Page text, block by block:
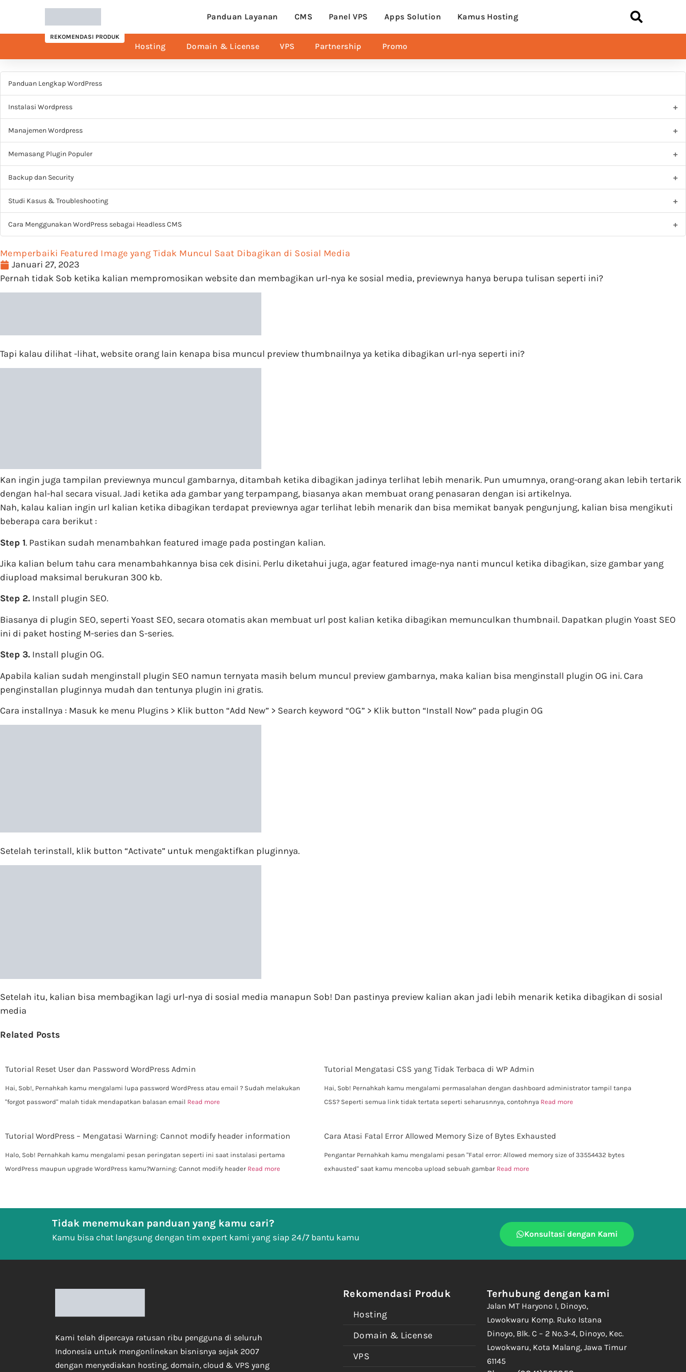
Panduan Layanan CMS Panel VPS Apps Solution Kamus Hosting
REKOMENDASI PRODUK
Hosting Domain & License VPS Partnership Promo
Panduan Lengkap WordPress
Instalasi Wordpress
Manajemen Wordpress
Memasang Plugin Populer
Backup dan Security
Studi Kasus & Troubleshooting
Cara Menggunakan WordPress sebagai Headless CMS
Memperbaiki Featured Image yang Tidak Muncul Saat Dibagikan di Sosial Media
Januari 27, 2023
Pernah tidak Sob ketika kalian mempromosikan website dan membagikan url-nya ke sosial media, previewnya hanya berupa tulisan seperti ini?
Tapi kalau dilihat -lihat, website orang lain kenapa bisa muncul preview thumbnailnya ya ketika dibagikan url-nya seperti ini?
Kan ingin juga tampilan previewnya muncul gambarnya, ditambah ketika dibagikan jadinya terlihat lebih menarik. Pun umumnya, orang-orang akan lebih tertarik
dengan hal-hal secara visual. Jadi ketika ada gambar yang terpampang, biasanya akan membuat orang penasaran dengan isi artikelnya.
Nah, kalau kalian ingin url kalian ketika dibagikan terdapat previewnya agar terlihat lebih menarik dan bisa memikat banyak pengunjung, kalian bisa mengikuti
beberapa cara berikut :
Step 1. Pastikan sudah menambahkan featured image pada postingan kalian.
Jika kalian belum tahu cara menambahkannya bisa cek disini. Perlu diketahui juga, agar featured image-nya nanti muncul ketika dibagikan, size gambar yang
diupload maksimal berukuran 300 kb.
Step 2. Install plugin SEO.
Biasanya di plugin SEO, seperti Yoast SEO, secara otomatis akan membuat url post kalian ketika dibagikan memunculkan thumbnail. Dapatkan plugin Yoast SEO
ini di paket hosting M-series dan S-series.
Step 3. Install plugin OG.
Apabila kalian sudah menginstall plugin SEO namun ternyata masih belum muncul preview gambarnya, maka kalian bisa menginstall plugin OG ini. Cara
penginstallan pluginnya mudah dan tentunya plugin ini gratis.
Cara installnya : Masuk ke menu Plugins > Klik button “Add New” > Search keyword “OG” > Klik button “Install Now” pada plugin OG
Setelah terinstall, klik button “Activate” untuk mengaktifkan pluginnya.
Setelah itu, kalian bisa membagikan lagi url-nya di sosial media manapun Sob! Dan pastinya preview kalian akan jadi lebih menarik ketika dibagikan di sosial
media
Related Posts
Tutorial Reset User dan Password WordPress Admin
Hai, Sob!, Pernahkah kamu mengalami lupa password WordPress atau email ? Sudah melakukan
"forgot password" malah tidak mendapatkan balasan email Read more
Tutorial Mengatasi CSS yang Tidak Terbaca di WP Admin
Hai, Sob! Pernahkah kamu mengalami permasalahan dengan dashboard administrator tampil tanpa
CSS? Seperti semua link tidak tertata seperti seharusnnya, contohnya Read more
Tutorial WordPress – Mengatasi Warning: Cannot modify header information
Halo, Sob! Pernahkah kamu mengalami pesan peringatan seperti ini saat instalasi pertama
WordPress maupun upgrade WordPress kamu?Warning: Cannot modify header Read more
Cara Atasi Fatal Error Allowed Memory Size of Bytes Exhausted
Pengantar Pernahkah kamu mengalami pesan "Fatal error: Allowed memory size of 33554432 bytes
exhausted" saat kamu mencoba upload sebuah gambar Read more
Tidak menemukan panduan yang kamu cari?
Kamu bisa chat langsung dengan tim expert kami yang siap 24/7 bantu kamu Konsultasi dengan Kami
Kami telah dipercaya ratusan ribu pengguna di seluruh
Indonesia untuk mengonlinekan bisnisnya sejak 2007
dengan menyediakan hosting, domain, cloud & VPS yang
Rekomendasi Produk
Hosting
Domain & License
VPS
Terhubung dengan kami
Jalan MT Haryono I, Dinoyo,
Lowokwaru Komp. Ruko Istana
Dinoyo, Blk. C – 2 No.3-4, Dinoyo, Kec.
Lowokwaru, Kota Malang, Jawa Timur
61145